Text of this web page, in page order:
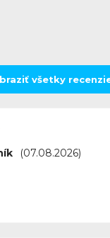
všetky
(07.08.2026)